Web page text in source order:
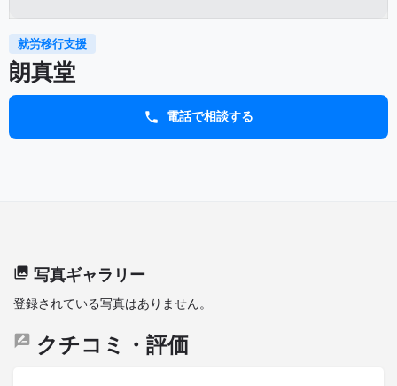
就労移行支援
朗真堂
電話で相談する
写真ギャラリー
登録されている写真はありません。
クチコミ・評価